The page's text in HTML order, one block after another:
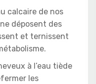
calcaire de nos
déposent des
et ternissent
à l’eau tiède
les